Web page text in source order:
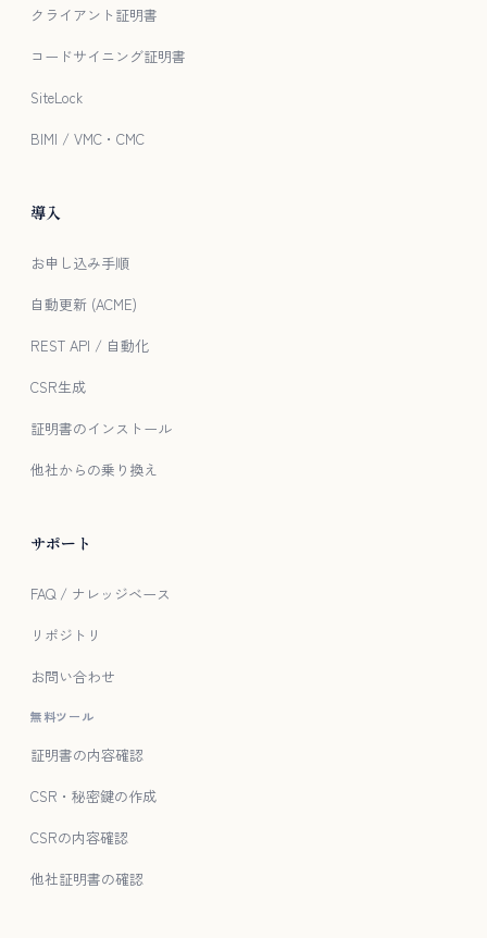
クライアント証明書
コードサイニング証明書
SiteLock
BIMI / VMC・CMC
導入
お申し込み手順
自動更新 (ACME)
REST API / 自動化
CSR生成
証明書のインストール
他社からの乗り換え
サポート
FAQ / ナレッジベース
リポジトリ
お問い合わせ
無料ツール
証明書の内容確認
CSR・秘密鍵の作成
CSRの内容確認
他社証明書の確認